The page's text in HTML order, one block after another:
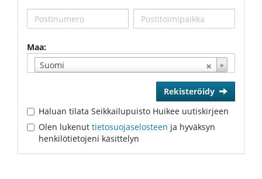
Maa:
Suomi
Rekisteröidy
Haluan tilata Seikkailupuisto Huikee uutiskirjeen
Olen lukenut tietosuojaselosteen ja hyväksyn
henkilötietojeni käsittelyn